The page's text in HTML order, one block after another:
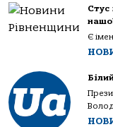
Стус
Є